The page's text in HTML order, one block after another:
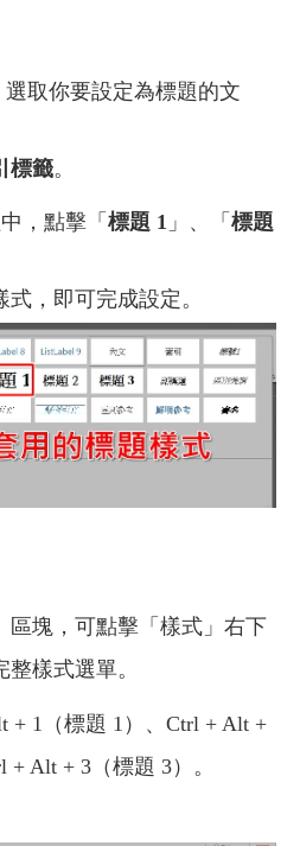
選取你要設定為標題的文
標籤。
，點擊「 標題 1 」、「 標題
，即可完成設定。
區塊，可點擊「樣式」右下
樣式選單。
+ 1（標題 1）、Ctrl + Alt +
+ Alt + 3（標題 3）。